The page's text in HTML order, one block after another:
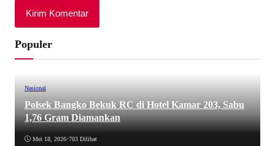
Populer
Nasional
Polsek Bangko Bekuk RC di Hotel Kamar 203, Sabu
1,76 Gram Diamankan
Mei 18, 2026•703 Dilihat